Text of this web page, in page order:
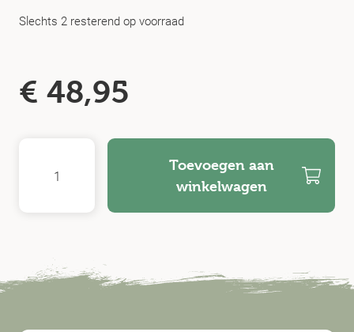
Slechts 2 resterend op voorraad
€ 48,95
Toevoegen aan
winkelwagen